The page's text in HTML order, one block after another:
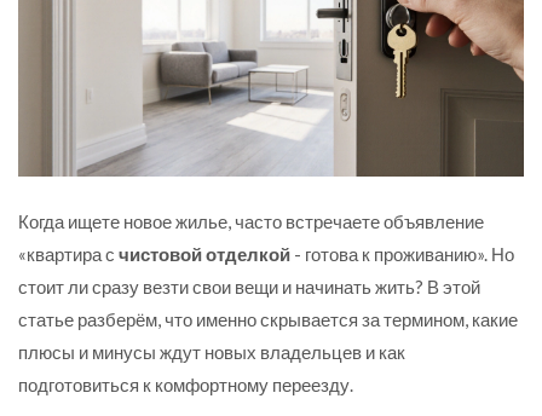
Когда ищете новое жилье, часто встречаете объявление
«квартира с чистовой отделкой - готова к проживанию». Но
стоит ли сразу везти свои вещи и начинать жить? В этой
статье разберём, что именно скрывается за термином, какие
плюсы и минусы ждут новых владельцев и как
подготовиться к комфортному переезду.